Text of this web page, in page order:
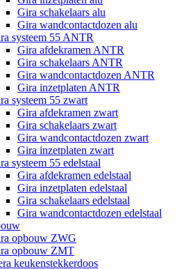
Gira schakelaars alu
Gira wandcontactdozen alu
systeem 55 ANTR
Gira afdekramen ANTR
Gira schakelaars ANTR
Gira wandcontactdozen ANTR
Gira inzetplaten ANTR
systeem 55 zwart
Gira afdekramen zwart
Gira schakelaars zwart
Gira wandcontactdozen zwart
Gira inzetplaten zwart
systeem 55 edelstaal
Gira afdekramen edelstaal
Gira inzetplaten edelstaal
Gira schakelaars edelstaal
Gira wandcontactdozen edelstaal
opbouw ZWG
opbouw ZMT
keukenstekkerdoos